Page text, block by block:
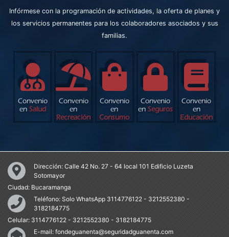
Infórmese con la programación de actividades, la oferta de planes y
los servicios permanentes para los colaboradores asociados y sus
familias.
Convenio
en Salud
Convenio
en
Recreación
Convenio
en
Consumo
Convenio
enSeguros
Convenio
en
Educación
Dirección: Calle 42 No. 27 - 64 local 101 Edificio Luzeta
Sotomayor
Ciudad: Bucaramanga
Teléfono: Solo WhatsApp 3114776122 - 3212552380 -
3182184775
Celular: 3114776122 - 3212552380 - 3182184775
E-mail: fondeguanenta@seguridadguanenta.com